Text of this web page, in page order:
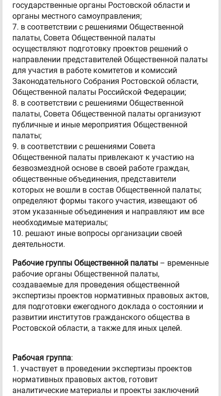
государственные органы Ростовской области и
органы местного самоуправления;
7. в соответствии с решениями Общественной
палаты, Совета Общественной палаты
осуществляют подготовку проектов решений о
направлении представителей Общественной палаты
для участия в работе комитетов и комиссий
Законодательного Собрания Ростовской области,
Общественной палаты Российской Федерации;
8. в соответствии с решениями Общественной
палаты, Совета Общественной палаты организуют
публичные и иные мероприятия Общественной
палаты;
9. в соответствии с решениями Совета
Общественной палаты привлекают к участию на
безвозмездной основе в своей работе граждан,
общественные объединения, представители
которых не вошли в состав Общественной палаты;
определяют формы такого участия, извещают об
этом указанные объединения и направляют им все
необходимые материалы;
10. решают иные вопросы организации своей
деятельности.
Рабочие группы Общественной палаты – временные
рабочие органы Общественной палаты,
создаваемые для проведения общественной
экспертизы проектов нормативных правовых актов,
для подготовки ежегодного доклада о состоянии и
развитии институтов гражданского общества в
Ростовской области, а также для иных целей.
Рабочая группа:
1. участвует в проведении экспертизы проектов
нормативных правовых актов, готовит
аналитические материалы и проекты заключений